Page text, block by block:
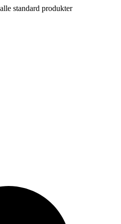
standard produkter